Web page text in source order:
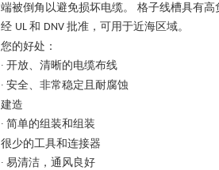
端被倒角以避免损坏电缆。 格子线槽具有
经 UL 和 DNV 批准，可用于近海区域。
您的好处：
∙ 开放、清晰的电缆布线
∙ 安全、非常稳定且耐腐蚀
建造
∙ 简单的组装和组装
很少的工具和连接器
∙ 易清洁，通风良好